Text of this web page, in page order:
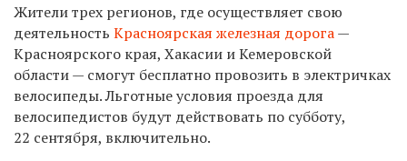
Жители трех регионов, где осуществляет свою
деятельность Красноярская железная дорога—
Красноярского края, Хакасии и Кемеровской
области — смогут бесплатно провозить в электричках
велосипеды. Льготные условия проезда для
велосипедистов будут действовать по субботу,
22 сентября, включительно.